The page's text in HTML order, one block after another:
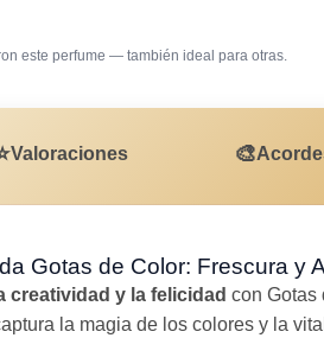
este perfume — también ideal para otras.
Trabajo en oficina
Valoraciones 🎨
Gotas de Color: Frescura y
creatividad y la felicidad con Gotas
la magia de los colores y la